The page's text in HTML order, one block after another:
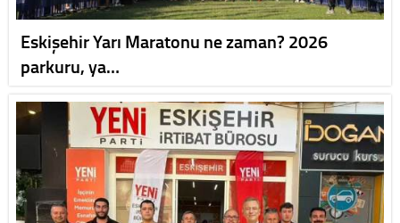
Eskişehir Yarı Maratonu ne zaman? 2026
parkuru, ya…